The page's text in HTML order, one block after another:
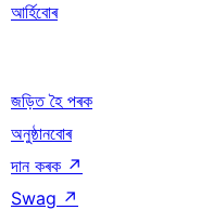
আৰ্হিবোৰ
জড়িত হৈ পৰক
অনুষ্ঠানবোৰ
দান কৰক ↗
Swag ↗